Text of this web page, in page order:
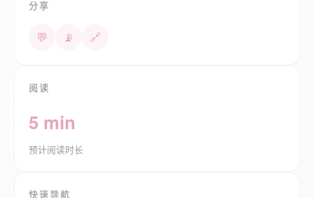
分享
💬 📡 🔗
阅读
5 min
预计阅读时长
快速导航